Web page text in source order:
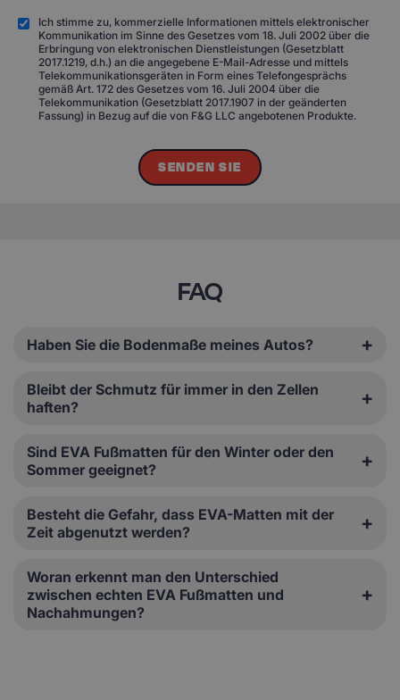
Ich stimme zu, kommerzielle Informationen mittels elektronischer
Kommunikation im Sinne des Gesetzes vom 18. Juli 2002 über die
Erbringung von elektronischen Dienstleistungen (Gesetzblatt
2017.1219, d.h.) an die angegebene E-Mail-Adresse und mittels
Telekommunikationsgeräten in Form eines Telefongesprächs
gemäß Art. 172 des Gesetzes vom 16. Juli 2004 über die
Telekommunikation (Gesetzblatt 2017.1907 in der geänderten
Fassung) in Bezug auf die von F&G LLC angebotenen Produkte.
SENDEN SIE
FAQ
Haben Sie die Bodenmaße meines Autos?
Bleibt der Schmutz für immer in den Zellen
haften?
Sind EVA Fußmatten für den Winter oder den
Sommer geeignet?
Besteht die Gefahr, dass EVA-Matten mit der
Zeit abgenutzt werden?
Woran erkennt man den Unterschied
zwischen echten EVA Fußmatten und
Nachahmungen?